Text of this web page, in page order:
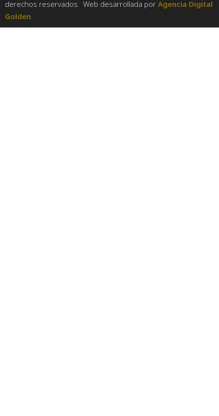
derechos reservados. Web desarrollada por Agencia Digital
Golden